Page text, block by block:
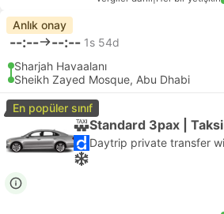
Anlık onay
--:-- --:-- 1s 54d
Sharjah Havaalanı
Sheikh Zayed Mosque, Abu Dhabi
En popüler sınıf
Standard 3pax | Taksi